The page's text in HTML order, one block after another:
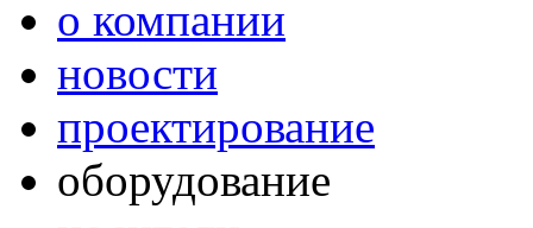
о компании
новости
проектирование
оборудование